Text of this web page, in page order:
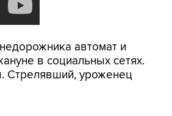
автомат и
в социальных сетях.
Стрелявший, уроженец